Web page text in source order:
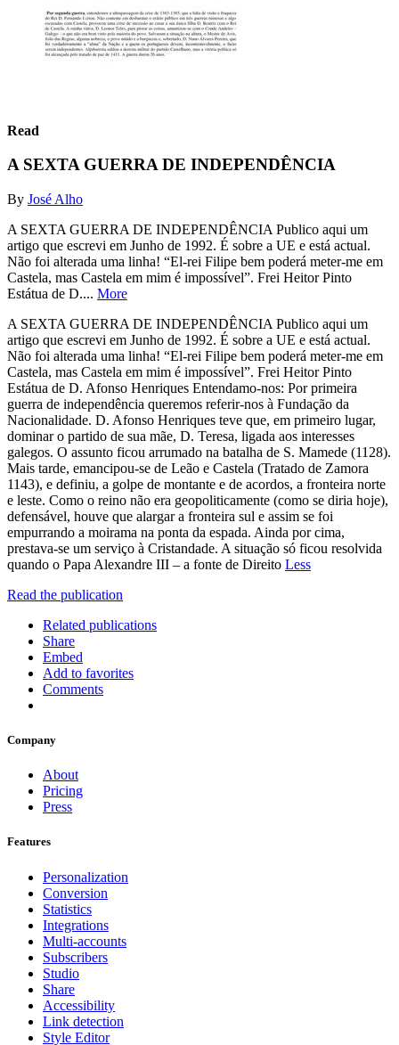
Read
A SEXTA GUERRA DE INDEPENDÊNCIA
By José Alho
A SEXTA GUERRA DE INDEPENDÊNCIA Publico aqui um
artigo que escrevi em Junho de 1992. É sobre a UE e está actual.
Não foi alterada uma linha! “El-rei Filipe bem poderá meter-me em
Castela, mas Castela em mim é impossível”. Frei Heitor Pinto
Estátua de D.... More
A SEXTA GUERRA DE INDEPENDÊNCIA Publico aqui um
artigo que escrevi em Junho de 1992. É sobre a UE e está actual.
Não foi alterada uma linha! “El-rei Filipe bem poderá meter-me em
Castela, mas Castela em mim é impossível”. Frei Heitor Pinto
Estátua de D. Afonso Henriques Entendamo-nos: Por primeira
guerra de independência queremos referir-nos à Fundação da
Nacionalidade. D. Afonso Henriques teve que, em primeiro lugar,
dominar o partido de sua mãe, D. Teresa, ligada aos interesses
galegos. O assunto ficou arrumado na batalha de S. Mamede (1128).
Mais tarde, emancipou-se de Leão e Castela (Tratado de Zamora
1143), e definiu, a golpe de montante e de acordos, a fronteira norte
e leste. Como o reino não era geopoliticamente (como se diria hoje),
defensável, houve que alargar a fronteira sul e assim se foi
empurrando a moirama na ponta da espada. Ainda por cima,
prestava-se um serviço à Cristandade. A situação só ficou resolvida
quando o Papa Alexandre III – a fonte de Direito Less
Read the publication
Related publications
Share
Embed
Add to favorites
Comments
Company
About
Pricing
Press
Features
Personalization
Conversion
Statistics
Integrations
Multi-accounts
Subscribers
Studio
Share
Accessibility
Link detection
Style Editor